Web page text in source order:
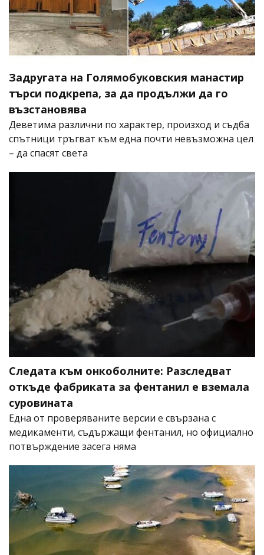
Задругата на Голямобуковския манастир
търси подкрепа, за да продължи да го
възстановява
Деветима различни по характер, произход и съдба
спътници тръгват към една почти невъзможна цел
– да спасят света
Следата към онкоболните: Разследват
откъде фабриката за фентанил е вземала
суровината
Една от проверяваните версии е свързана с
медикаменти, съдържащи фентанил, но официално
потвърждение засега няма